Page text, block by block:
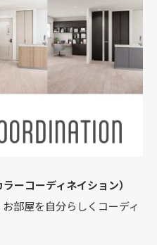
ーコーディネイション）
部屋を自分らしくコーディ